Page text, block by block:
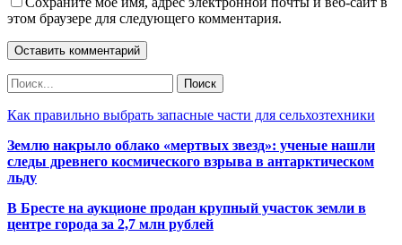
этом браузере для следующего комментария.
Как правильно выбрать запасные части для сельхозтехники
Землю накрыло облако «мертвых звезд»: ученые нашли
следы древнего космического взрыва в антарктическом
льду
В Бресте на аукционе продан крупный участок земли в
центре города за 2,7 млн рублей